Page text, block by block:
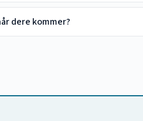
dere kommer?